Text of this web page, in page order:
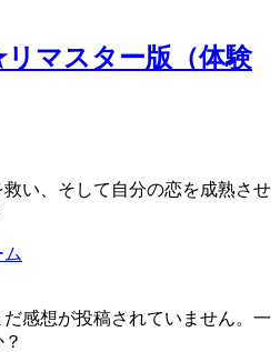
マスター版（体験
い、そして自分の恋を成熟させ
だ感想が投稿されていません。一